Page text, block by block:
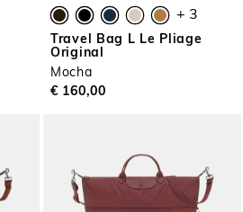
+ 3
Travel Bag L Le Pliage
Original
Mocha
€ 160,00